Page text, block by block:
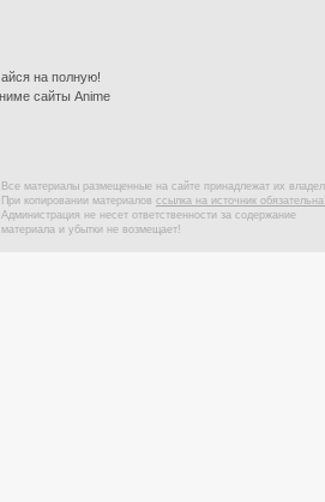
Все материалы размещенные на сайте принадлежат их
При копировании материалов ссылка на источник
Администрация не несет ответственности за содержание
материала и убытки не возмещает!